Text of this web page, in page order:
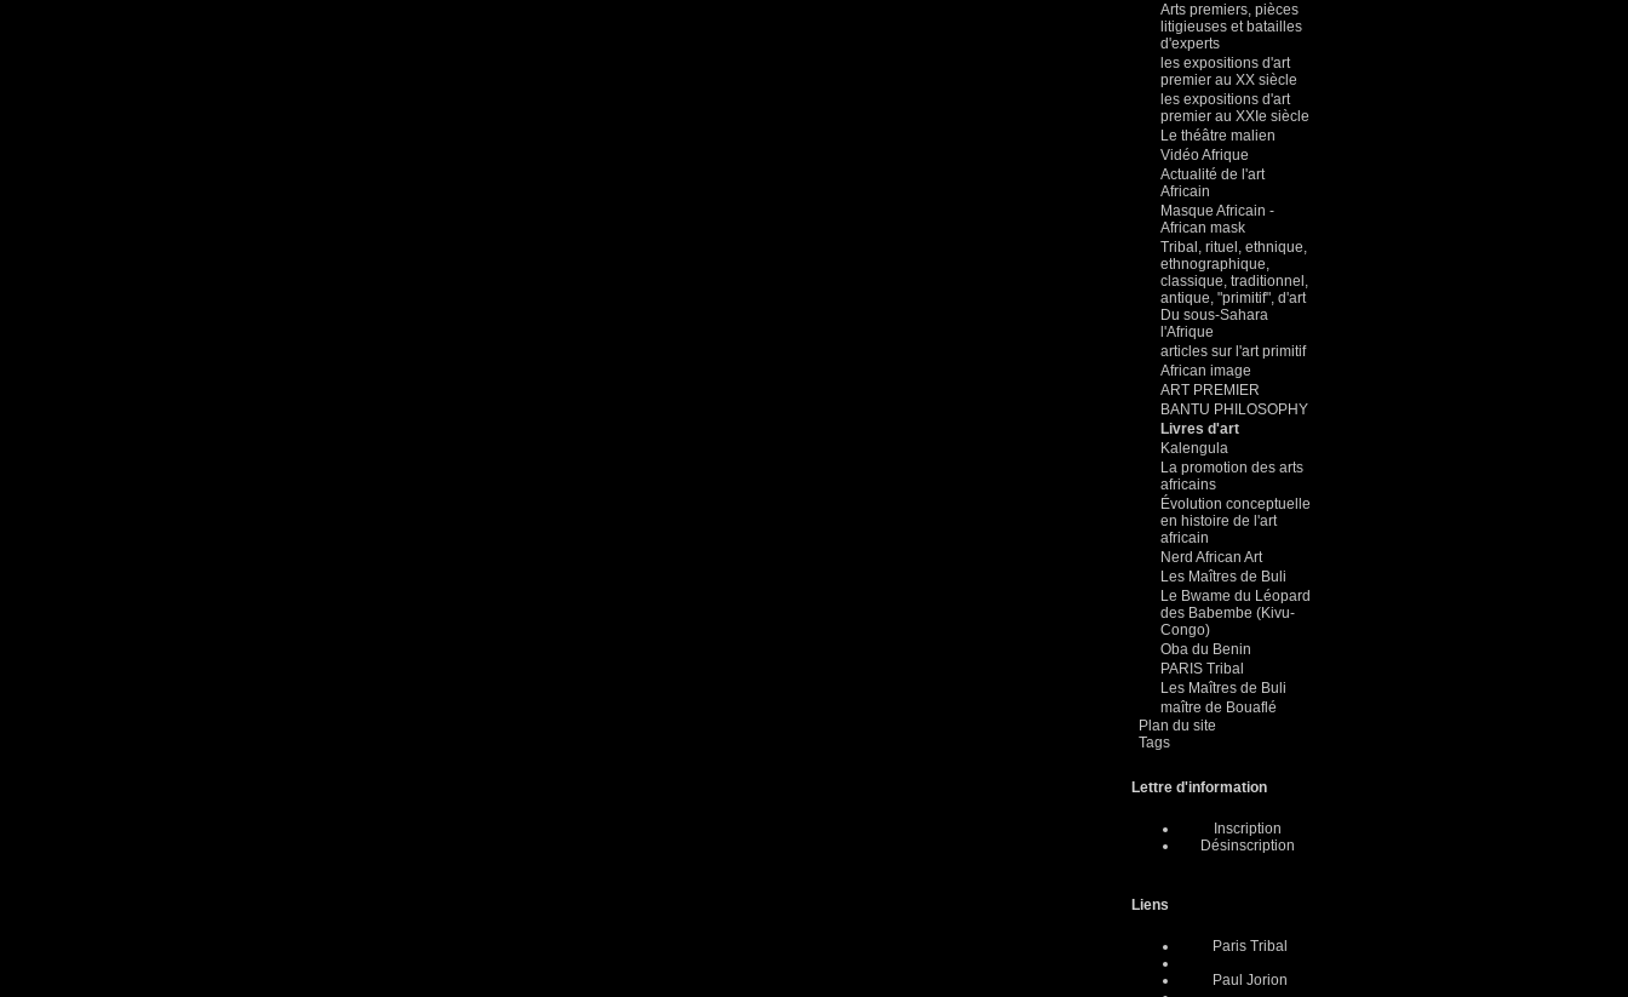
Arts premiers, pièces
litigieuses et batailles
d'experts
les expositions d'art
premier au XX siècle
les expositions d'art
premier au XXIe siècle
Le théâtre malien
Vidéo Afrique
Actualité de l'art
Africain
Masque Africain -
African mask
Tribal, rituel, ethnique,
ethnographique,
classique, traditionnel,
antique, "primitif", d'art
Du sous-Sahara
l'Afrique
articles sur l'art primitif
African image
ART PREMIER
BANTU PHILOSOPHY
Livres d'art
Kalengula
La promotion des arts
africains
Évolution conceptuelle
en histoire de l'art
africain
Nerd African Art
Les Maîtres de Buli
Le Bwame du Léopard
des Babembe (Kivu-
Congo)
Oba du Benin
PARIS Tribal
Les Maîtres de Buli
maître de Bouaflé
Plan du site
Tags
Lettre d'information
Inscription
Désinscription
Liens
Paris Tribal
Paul Jorion